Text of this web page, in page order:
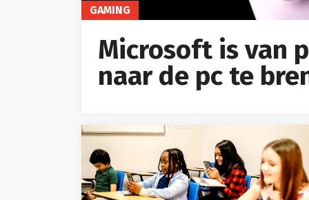
GAMING
Microsoft is van
naar de pc te